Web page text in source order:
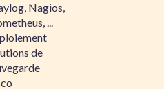
Nagios,
...
de